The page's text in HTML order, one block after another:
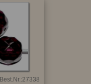
Best.Nr.:27338